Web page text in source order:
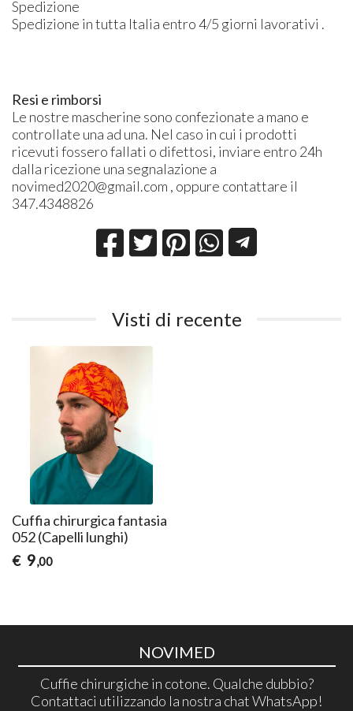
Spedizione
Spedizione in tutta Italia entro 4/5 giorni lavorativi .
Resi e rimborsi
Le nostre mascherine sono confezionate a mano e
controllate una ad una. Nel caso in cui i prodotti
ricevuti fossero fallati o difettosi, inviare entro 24h
dalla ricezione una segnalazione a
novimed2020@gmail.com , oppure contattare il
347.4348826
Visti di recente
Cuffia chirurgica fantasia
052 (Capelli lunghi)
€ 9,00
NOVIMED
Cuffie chirurgiche in cotone. Qualche dubbio?
Contattaci utilizzando la nostra chat WhatsApp!